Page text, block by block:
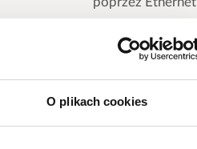
O plikach cookies